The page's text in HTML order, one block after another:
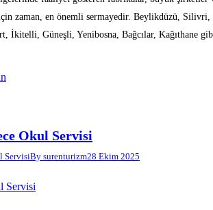
zaman, en önemli sermayedir. Beylikdüzü, Silivri,
İkitelli, Güneşli, Yenibosna, Bağcılar, Kağıthane
Okul Servisi
ServisiBy surenturizm28 Ekim 2025
Servisi